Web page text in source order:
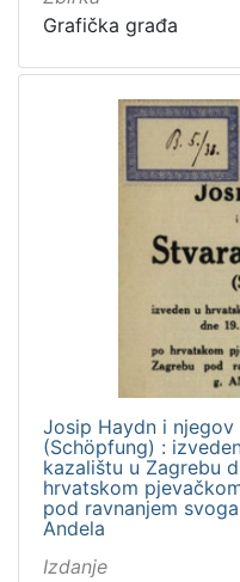
Grafička građa
Josip Haydn i
(Schöpfung) :
kazalištu u Zagrebu
hrvatskom
pod ravnanjem
Andela
Izdanje